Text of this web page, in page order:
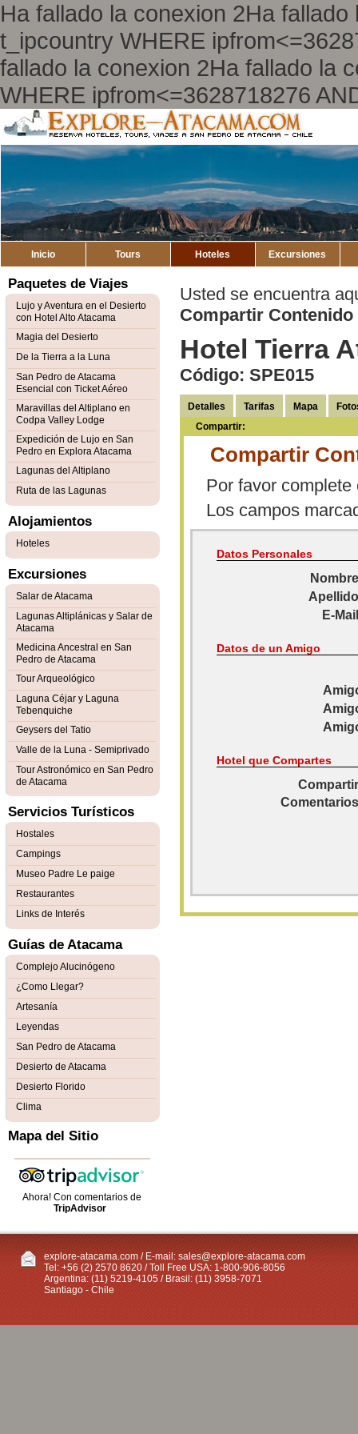
Ha fallado la conexion 2Ha
t_ipcountry WHERE
fallado la conexion 2Ha fallado la
WHERE ipfrom<=3628718276
Inicio Tours Hoteles Excursiones
Usted se encuentra
Compartir
Hotel Tierra
Código: SPE015
Detalles Tarifas Mapa
Compartir:
Compartir
Por favor
Los campos
Datos Personales
E-
Datos de un Amigo
Hotel que Compartes
Paquetes de Viajes
Lujo y Aventura en el Desierto
con Hotel Alto Atacama
Magia del Desierto
De la Tierra a la Luna
San Pedro de Atacama
Esencial con Ticket Aéreo
Maravillas del Altiplano en
Codpa Valley Lodge
Expedición de Lujo en San
Pedro en Explora Atacama
Lagunas del Altiplano
Ruta de las Lagunas
Alojamientos
Hoteles
Excursiones
Salar de Atacama
Lagunas Altiplánicas y Salar de
Atacama
Medicina Ancestral en San
Pedro de Atacama
Tour Arqueológico
Laguna Céjar y Laguna
Tebenquiche
Geysers del Tatio
Valle de la Luna - Semiprivado
Tour Astronómico en San Pedro
de Atacama
Servicios Turísticos
Hostales
Campings
Museo Padre Le paige
Restaurantes
Links de Interés
Guías de Atacama
Complejo Alucinógeno
¿Como Llegar?
Artesanía
Leyendas
San Pedro de Atacama
Desierto de Atacama
Desierto Florido
Clima
Mapa del Sitio
Ahora! Con comentarios de
TripAdvisor
explore-atacama.com / E-mail: sales@explore-atacama.com
Tel: +56 (2) 2570 8620 / Toll Free USA: 1-800-906-8056
Argentina: (11) 5219-4105 / Brasil: (11) 3958-7071
Santiago - Chile